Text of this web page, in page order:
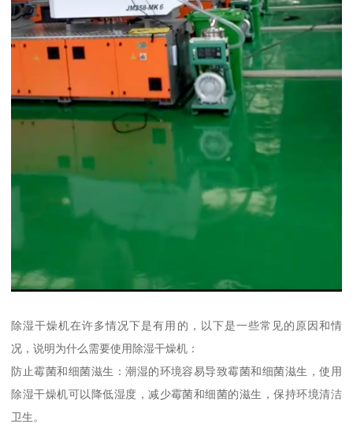
除湿干燥机在许多情况下是有用的，以下是一些常见的原因和情
况，说明为什么需要使用除湿干燥机：
防止霉菌和细菌滋生：潮湿的环境容易导致霉菌和细菌滋生，使用
除湿干燥机可以降低湿度，减少霉菌和细菌的滋生，保持环境清洁
卫生。